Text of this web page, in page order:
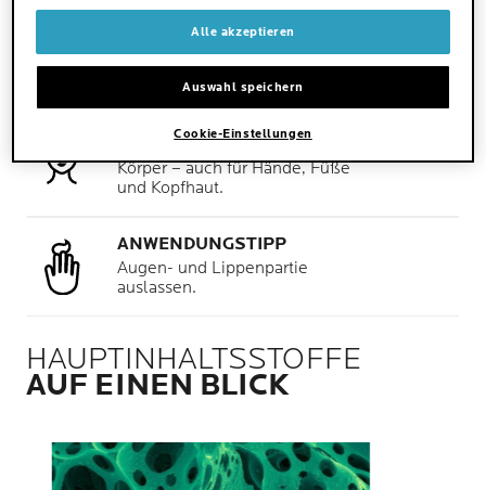
Lokale Anwendung: 1-2 mal
täglich anwenden.
Körper – auch für Hände, Füße
und Kopfhaut.
ANWENDUNGSTIPP
Augen- und Lippenpartie
auslassen.
HAUPTINHALTSSTOFFE
AUF EINEN BLICK
Alle akzeptieren
Auswahl speichern
Cookie-Einstellungen